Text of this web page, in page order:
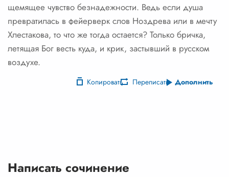
щемящее чувство безнадежности. Ведь если душа
превратилась в фейерверк слов Ноздрева или в мечту
Хлестакова, то что же тогда остается? Только бричка,
летящая Бог весть куда, и крик, застывший в русском
воздухе.
Копировать Переписать Дополнить
Написать сочинение